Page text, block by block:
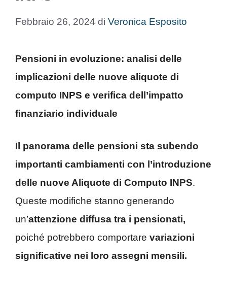
Febbraio 26, 2024 di Veronica Esposito
Pensioni in evoluzione: analisi delle
implicazioni delle nuove aliquote di
computo INPS e verifica dell’impatto
finanziario individuale
Il panorama delle pensioni sta subendo
importanti cambiamenti con l’introduzione
delle nuove Aliquote di Computo INPS.
Queste modifiche stanno generando
un’attenzione diffusa tra i pensionati,
poiché potrebbero comportare variazioni
significative nei loro assegni mensili.